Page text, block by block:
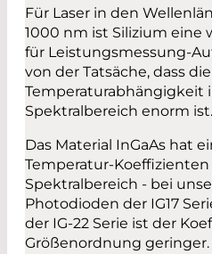
Für Laser in den
1000 nm ist Silizium eine
für Leistungsmessung-
von der Tatsäche, dass die
Temperaturabhängigkeit
Spektralbereich enorm ist.
Das Material InGaAs hat
Temperatur-
Spektralbereich - bei
Photodioden der IG17
der IG-22 Serie ist der
Größenordnung geringer.